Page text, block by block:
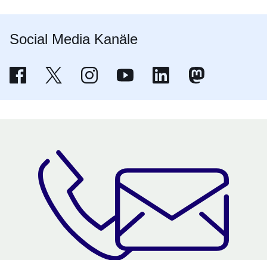
Social Media Kanäle
Facebook - Wirtschaftsministerium Hessen
Öffnet sich in einem neuen Fenster
X - Wirtschaft Hessen
Öffnet sich in einem neuen Fenster
Wirtschaft Hessen bei Instagram
Öffnet sich in einem neuen Fenster
Youtube - Wirtschaftsministerium
Öffnet sich in einem neuen Fenster
Linkedin -
Öffnet sich in einem
Öffnet sich in